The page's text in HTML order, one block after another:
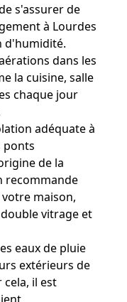
s'assurer de
à Lourdes
d'humidité.
dans les
la cuisine, salle
chaque jour
adéquate à
ponts
de la
recommande
maison,
vitrage et
eaux de pluie
extérieurs de
il est